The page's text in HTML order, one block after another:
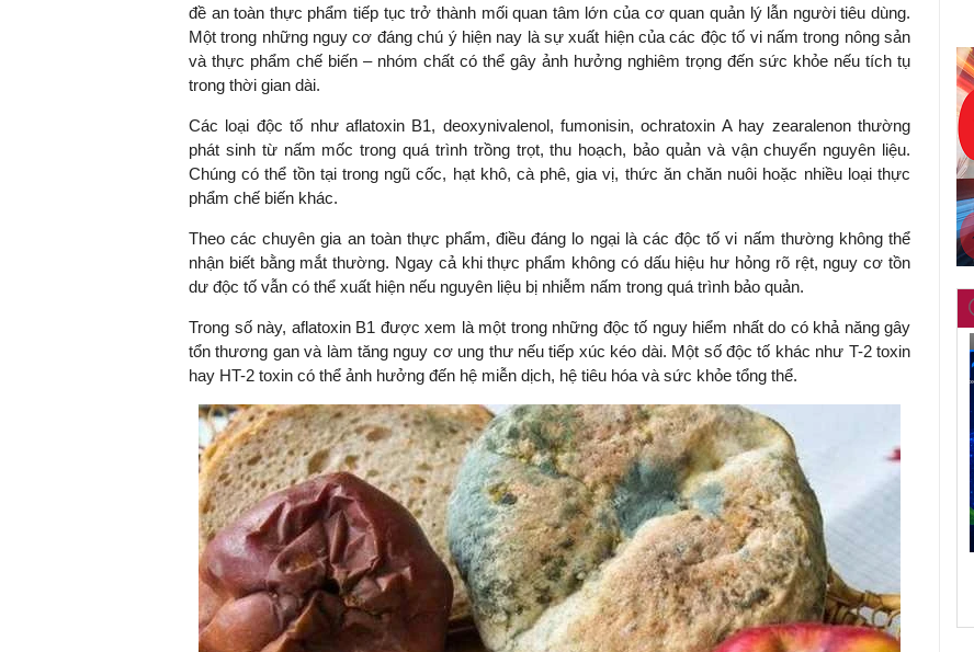
đề an toàn thực phẩm tiếp tục trở thành mối quan tâm lớn của cơ quan quản lý lẫn người tiêu dùng.
Một trong những nguy cơ đáng chú ý hiện nay là sự xuất hiện của các độc tố vi nấm trong nông sản
và thực phẩm chế biến – nhóm chất có thể gây ảnh hưởng nghiêm trọng đến sức khỏe nếu tích tụ
trong thời gian dài.
Các loại độc tố như aflatoxin B1, deoxynivalenol, fumonisin, ochratoxin A hay zearalenon thường
phát sinh từ nấm mốc trong quá trình trồng trọt, thu hoạch, bảo quản và vận chuyển nguyên liệu.
Chúng có thể tồn tại trong ngũ cốc, hạt khô, cà phê, gia vị, thức ăn chăn nuôi hoặc nhiều loại thực
phẩm chế biến khác.
Theo các chuyên gia an toàn thực phẩm, điều đáng lo ngại là các độc tố vi nấm thường không thể
nhận biết bằng mắt thường. Ngay cả khi thực phẩm không có dấu hiệu hư hỏng rõ rệt, nguy cơ tồn
dư độc tố vẫn có thể xuất hiện nếu nguyên liệu bị nhiễm nấm trong quá trình bảo quản.
Trong số này, aflatoxin B1 được xem là một trong những độc tố nguy hiểm nhất do có khả năng gây
tổn thương gan và làm tăng nguy cơ ung thư nếu tiếp xúc kéo dài. Một số độc tố khác như T-2 toxin
hay HT-2 toxin có thể ảnh hưởng đến hệ miễn dịch, hệ tiêu hóa và sức khỏe tổng thể.